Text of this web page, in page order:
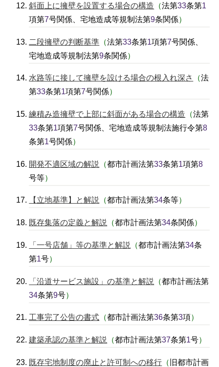
斜面上に擁壁を設置する場合の構造 （法第33条第1
項第7号関係、宅地造成等規制法第9条関係）
二段擁壁の判断基準 （法第33条第1項第7号関係、
宅地造成等規制法第9条関係）
水路等に接して擁壁を設ける場合の根入れ深さ （法
第33条第1項第7号関係）
練積み造擁壁で上部に斜面がある場合の構造 （法第
33条第1項第7号関係、宅地造成等規制法施行令第8
条第1号関係）
開発不適区域の解説 （都市計画法第33条第1項第8
号等）
【立地基準】と解説 （都市計画法第34条等）
既存集落の定義と解説 （都市計画法第34条関係）
「一号店舗」等の基準と解説 （都市計画法第34条
第1号）
「沿道サービス施設」の基準と解説 （都市計画法第
34条第9号）
工事完了公告の書式 （都市計画法第36条第3項）
建築承認の基準と解説 （都市計画法第37条第1号）
既存宅地制度の廃止と許可制への移行 （ 旧都市計画